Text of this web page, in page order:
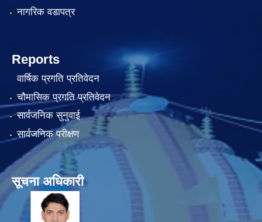
नागरिक वडापत्र
Reports
वार्षिक प्रगति प्रतिवेदन
चौमासिक प्रगति प्रतिवेदन
सार्वजनिक सुनुवाई
सार्वजनिक परीक्षण
सूचना अधिकारी